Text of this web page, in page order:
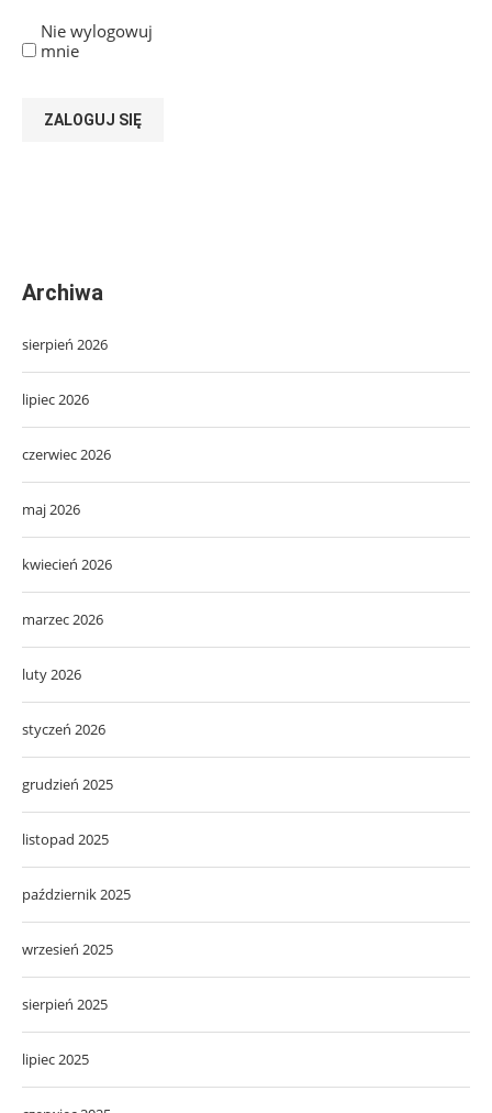
Nie wylogowuj
mnie
ZALOGUJ SIĘ
Archiwa
sierpień 2026
lipiec 2026
czerwiec 2026
maj 2026
kwiecień 2026
marzec 2026
luty 2026
styczeń 2026
grudzień 2025
listopad 2025
październik 2025
wrzesień 2025
sierpień 2025
lipiec 2025